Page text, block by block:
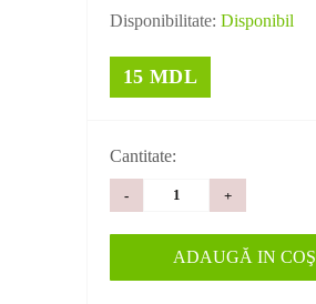
Disponibilitate: Disponibil
15 MDL
Cantitate:
- +
ADAUGĂ IN COŞ